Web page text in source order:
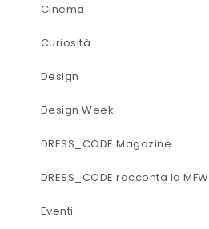
Cinema
Curiosità
Design
Design Week
DRESS_CODE Magazine
DRESS_CODE racconta la MFW
Eventi